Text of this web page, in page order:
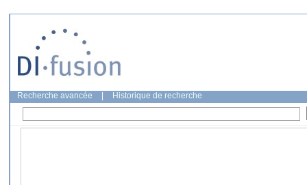
Recherche avancée Historique de recherche